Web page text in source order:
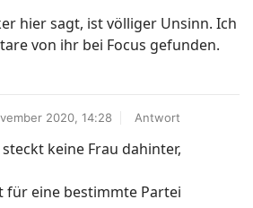
hier sagt, ist völliger Unsinn. Ich
von ihr bei Focus gefunden.
2020, 14:28 Antwort
keine Frau dahinter,
für eine bestimmte Partei